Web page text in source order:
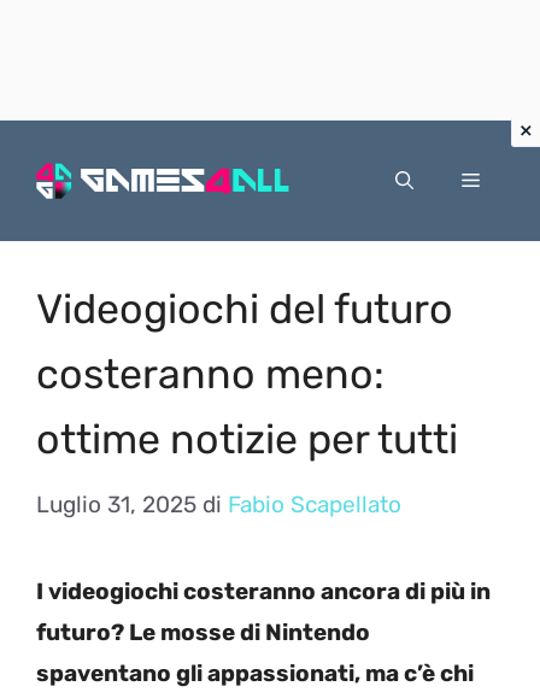
Menu
Videogiochi del futuro
costeranno meno:
ottime notizie per tutti
Luglio 31, 2025 di Fabio Scapellato
I videogiochi costeranno ancora di più in
futuro? Le mosse di Nintendo
spaventano gli appassionati, ma c’è chi